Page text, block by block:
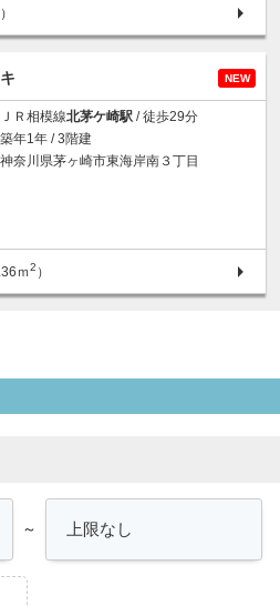
）
NEW
ＪＲ相模線北茅ケ崎駅 / 徒歩29分
築年1年 / 3階建
神奈川県茅ヶ崎市東海岸南３丁目
ｍ2 ）
～